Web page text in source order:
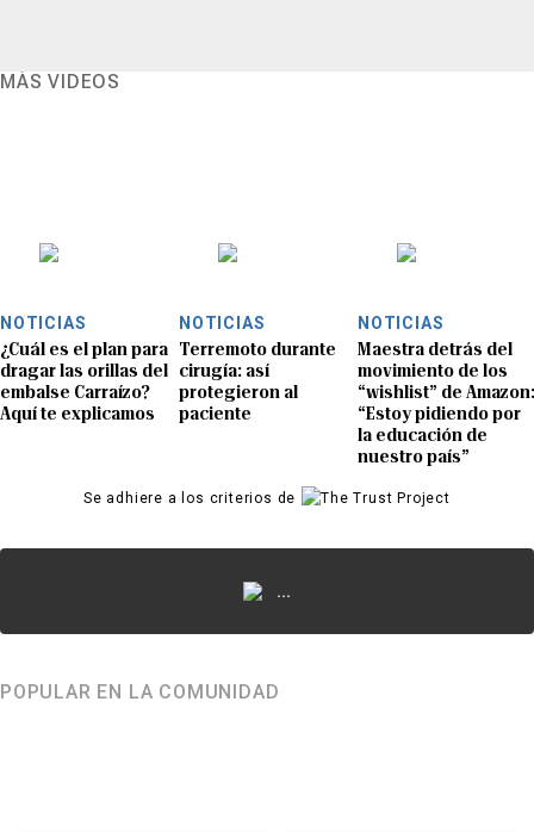
MÁS VIDEOS
NOTICIAS
¿Cuál es el plan para
dragar las orillas del
embalse Carraízo?
Aquí te explicamos
NOTICIAS
Terremoto durante
cirugía: así
protegieron al
paciente
NOTICIAS
Maestra detrás del
movimiento de los
“wishlist” de Amazon:
“Estoy pidiendo por
la educación de
nuestro país”
Se adhiere a los criterios de
...
POPULAR EN LA COMUNIDAD